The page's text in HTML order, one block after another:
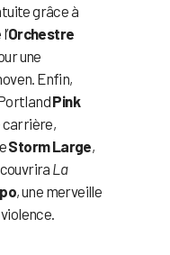
grâce à
Orchestre
une
Enfin,
Pink
carrière,
Storm Large,
La
, une merveille